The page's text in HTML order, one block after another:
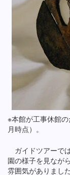
※本館が工事休館
月時点）。
ガイドツアーで
園の様子を見なが
雰囲気がありました